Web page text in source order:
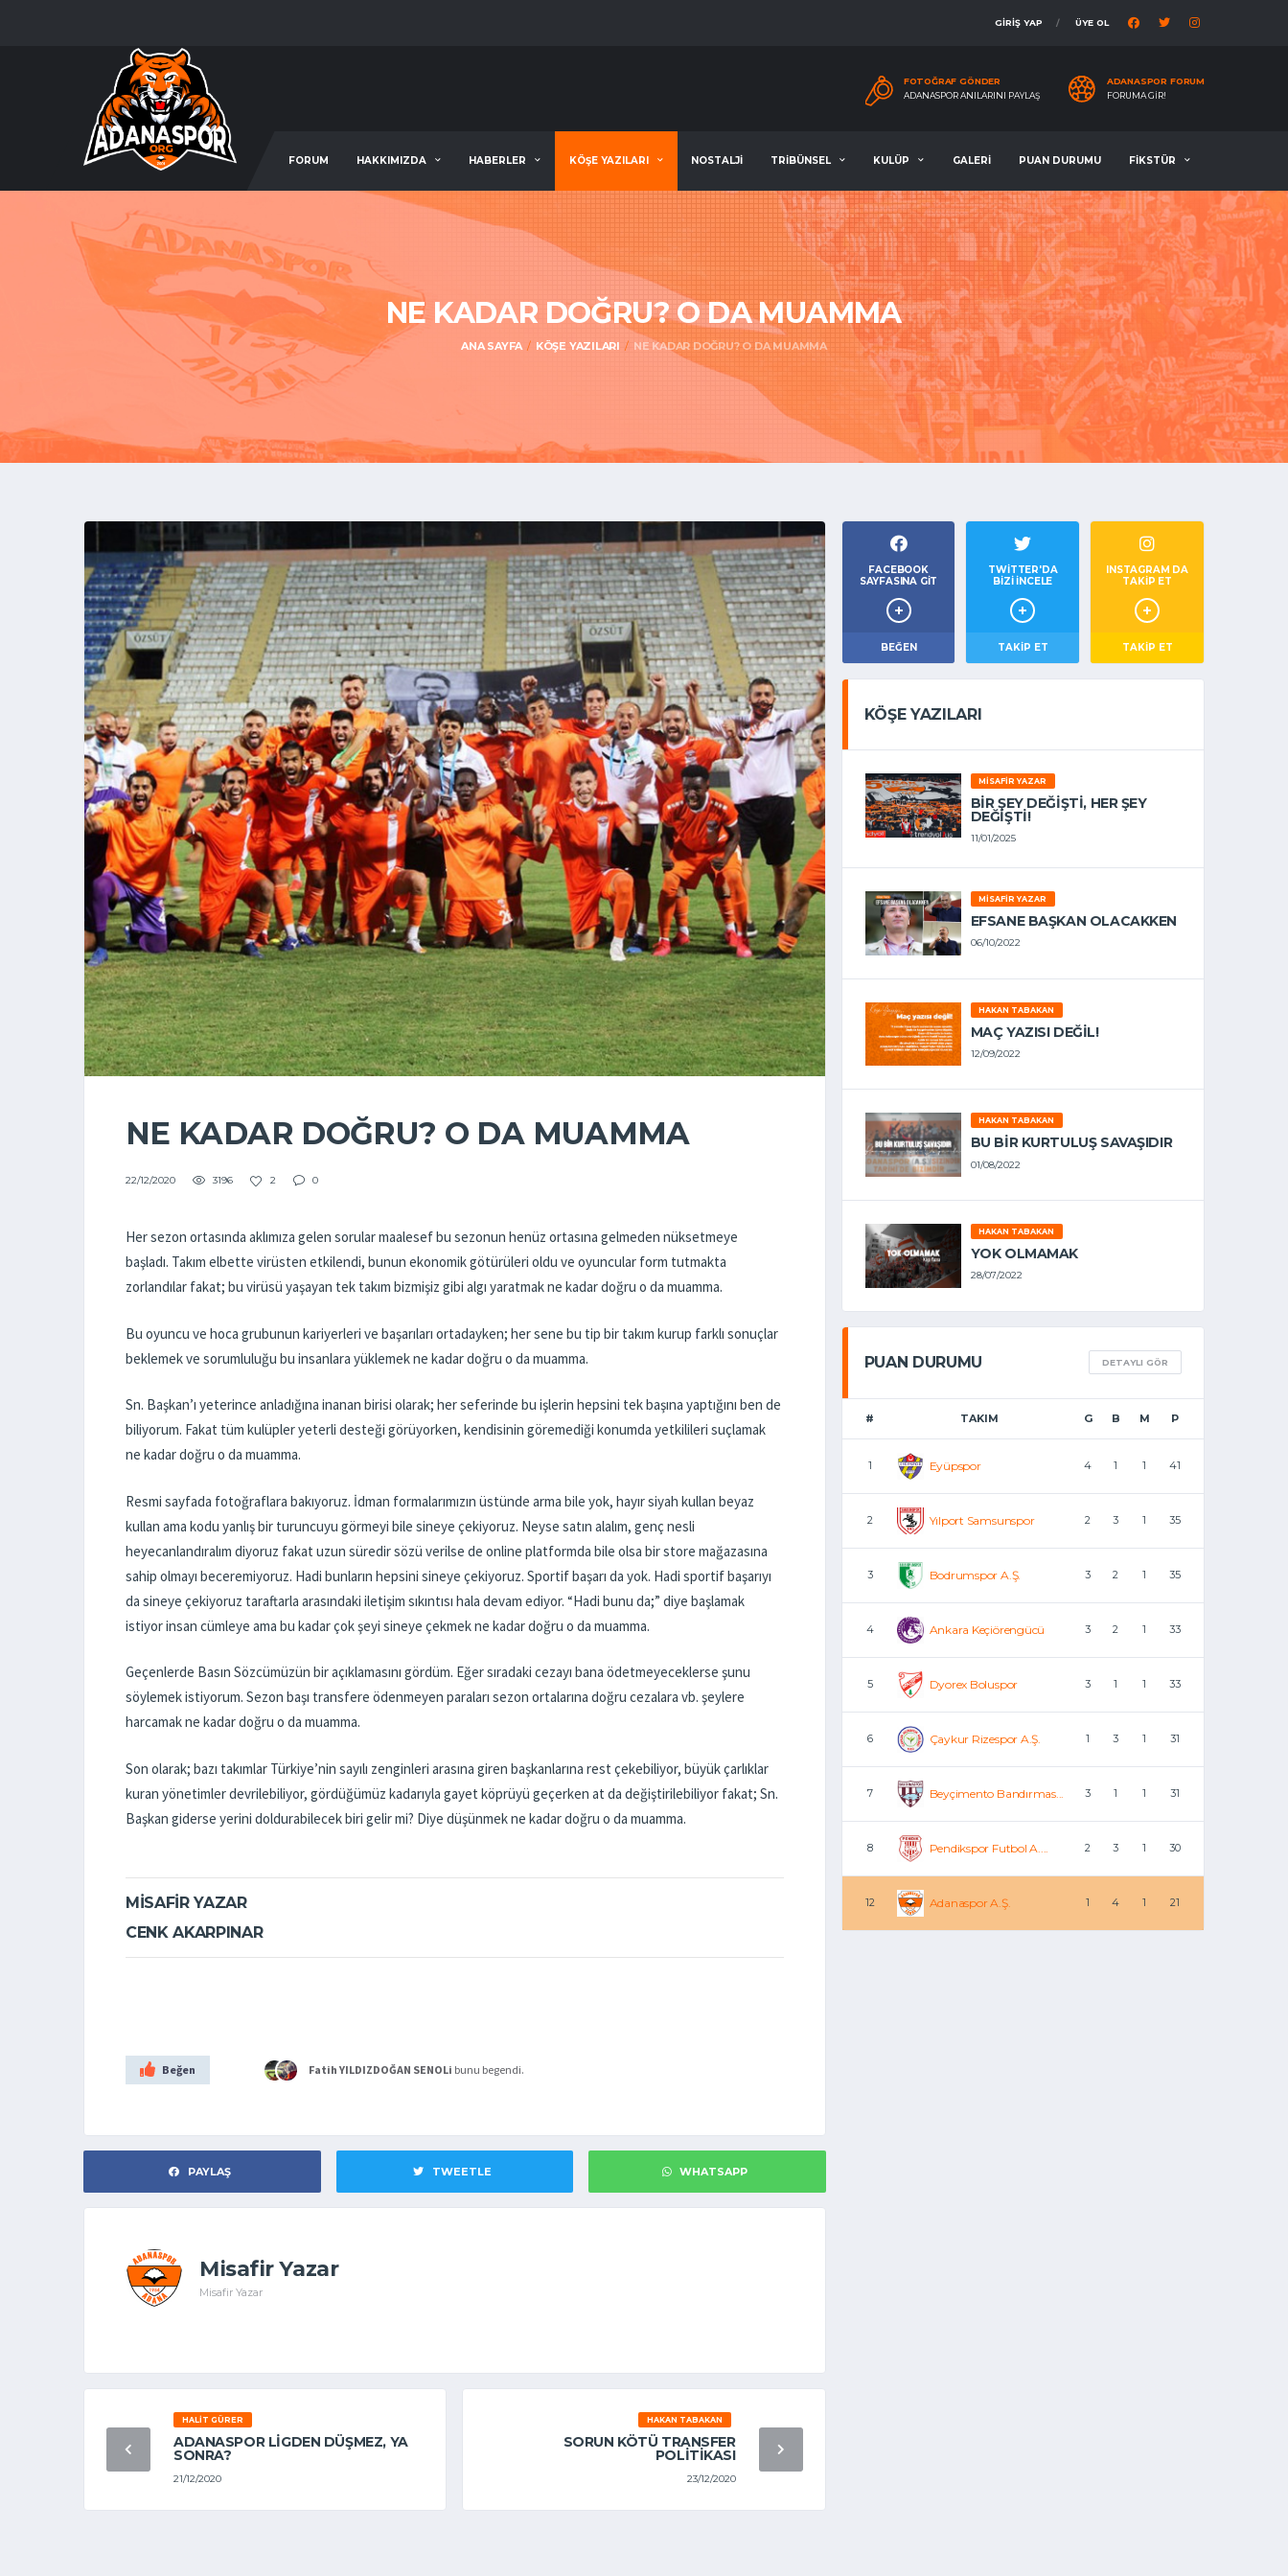
GİRİŞ YAP ÜYE OL
FOTOĞRAF GÖNDER
ADANASPOR ANILARINI PAYLAŞ
ADANASPOR FORUM
FORUMA GIR!
FORUM HAKKIMIZDA HABERLER KÖŞE YAZILARI NOSTALJİ TRİBÜNSEL KULÜP GALERİ PUAN DURUMU FİKSTÜR
NE KADAR DOĞRU? O DA MUAMMA
ANA SAYFA KÖŞE YAZILARI NE KADAR DOĞRU? O DA MUAMMA
NE KADAR DOĞRU? O DA MUAMMA
22/12/2020 3196 2 0
Her sezon ortasında aklımıza gelen sorular maalesef bu sezonun henüz ortasına gelmeden nüksetmeye
başladı. Takım elbette virüsten etkilendi, bunun ekonomik götürüleri oldu ve oyuncular form tutmakta
zorlandılar fakat; bu virüsü yaşayan tek takım bizmişiz gibi algı yaratmak ne kadar doğru o da muamma.
Bu oyuncu ve hoca grubunun kariyerleri ve başarıları ortadayken; her sene bu tip bir takım kurup farklı sonuçlar
beklemek ve sorumluluğu bu insanlara yüklemek ne kadar doğru o da muamma.
Sn. Başkan’ı yeterince anladığına inanan birisi olarak; her seferinde bu işlerin hepsini tek başına yaptığını ben de
biliyorum. Fakat tüm kulüpler yeterli desteği görüyorken, kendisinin göremediği konumda yetkilileri suçlamak
ne kadar doğru o da muamma.
Resmi sayfada fotoğraflara bakıyoruz. İdman formalarımızın üstünde arma bile yok, hayır siyah kullan beyaz
kullan ama kodu yanlış bir turuncuyu görmeyi bile sineye çekiyoruz. Neyse satın alalım, genç nesli
heyecanlandıralım diyoruz fakat uzun süredir sözü verilse de online platformda bile olsa bir store mağazasına
sahip olmayı beceremiyoruz. Hadi bunların hepsini sineye çekiyoruz. Sportif başarı da yok. Hadi sportif başarıyı
da sineye çekiyoruz taraftarla arasındaki iletişim sıkıntısı hala devam ediyor. “Hadi bunu da;” diye başlamak
istiyor insan cümleye ama bu kadar çok şeyi sineye çekmek ne kadar doğru o da muamma.
Geçenlerde Basın Sözcümüzün bir açıklamasını gördüm. Eğer sıradaki cezayı bana ödetmeyeceklerse şunu
söylemek istiyorum. Sezon başı transfere ödenmeyen paraları sezon ortalarına doğru cezalara vb. şeylere
harcamak ne kadar doğru o da muamma.
Son olarak; bazı takımlar Türkiye’nin sayılı zenginleri arasına giren başkanlarına rest çekebiliyor, büyük çarlıklar
kuran yönetimler devrilebiliyor, gördüğümüz kadarıyla gayet köprüyü geçerken at da değiştirilebiliyor fakat; Sn.
Başkan giderse yerini doldurabilecek biri gelir mi? Diye düşünmek ne kadar doğru o da muamma.
MISAFIR YAZAR
CENK AKARPINAR
Beğen Fatih YILDIZDOĞAN SENOLi bunu begendi.
PAYLAŞ TWEETLE WHATSAPP
Misafir Yazar
Misafir Yazar
HALIT GÜRER
ADANASPOR LIGDEN DÜŞMEZ, YA
SONRA?
21/12/2020
HAKAN TABAKAN
SORUN KÖTÜ TRANSFER
POLITIKASI
23/12/2020
FACEBOOK
SAYFASINA GIT
BEĞEN
TWITTER'DA
BIZI İNCELE
TAKIP ET
INSTAGRAM DA
TAKİP ET
TAKİP ET
KÖŞE YAZILARI
MISAFIR YAZAR
BIR ŞEY DEĞIŞTI, HER ŞEY
DEĞIŞTI!
11/01/2025
MISAFIR YAZAR
EFSANE BAŞKAN OLACAKKEN
06/10/2022
HAKAN TABAKAN
MAÇ YAZISI DEĞİL!
12/09/2022
HAKAN TABAKAN
BU BİR KURTULUŞ SAVAŞIDIR
01/08/2022
HAKAN TABAKAN
YOK OLMAMAK
28/07/2022
PUAN DURUMU DETAYLI GÖR
# TAKIM G B M P
1 Eyüpspor 4 1 1 41
2 Yılport Samsunspor 2 3 1 35
3 Bodrumspor A.Ş. 3 2 1 35
4 Ankara Keçiörengücü 3 2 1 33
5 Dyorex Boluspor 3 1 1 33
6 Çaykur Rizespor A.Ş. 1 3 1 31
7 Beyçimento Bandırmas... 3 1 1 31
8 Pendikspor Futbol A.... 2 3 1 30
12 Adanaspor A.Ş. 1 4 1 21